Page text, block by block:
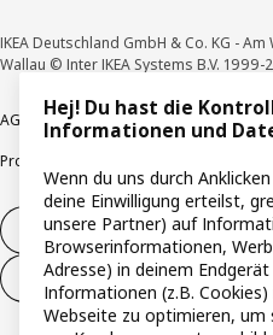
IKEA Deutschland GmbH & Co. KG -
Wallau © Inter IKEA Systems B.V. 1999-
AGB BarrierefreiheitCookie-Richtlinie
Produktrückrufe
Vertrag widerrufen
Vertrag widerrufen (Services
Hej! Du hast die
Informationen und
Wenn du uns durch
deine Einwilligung erteilst,
unsere Partner) auf
Browserinformationen,
Adresse) in deinem
Informationen (z.B.
Webseite zu optimieren, um